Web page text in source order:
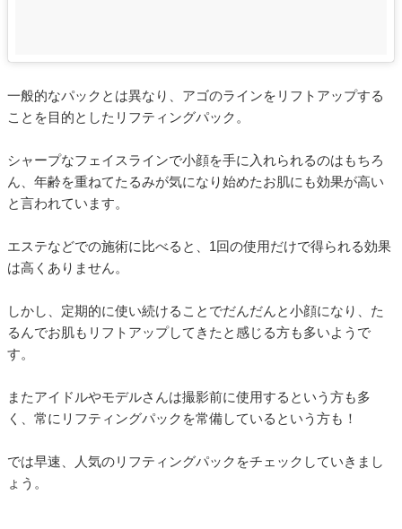
一般的なパックとは異なり、アゴのラインをリフトアップする
ことを目的としたリフティングパック。
シャープなフェイスラインで小顔を手に入れられるのはもちろ
ん、年齢を重ねてたるみが気になり始めたお肌にも効果が高い
と言われています。
エステなどでの施術に比べると、1回の使用だけで得られる効果
は高くありません。
しかし、定期的に使い続けることでだんだんと小顔になり、た
るんでお肌もリフトアップしてきたと感じる方も多いようで
す。
またアイドルやモデルさんは撮影前に使用するという方も多
く、常にリフティングパックを常備しているという方も！
では早速、人気のリフティングパックをチェックしていきまし
ょう。